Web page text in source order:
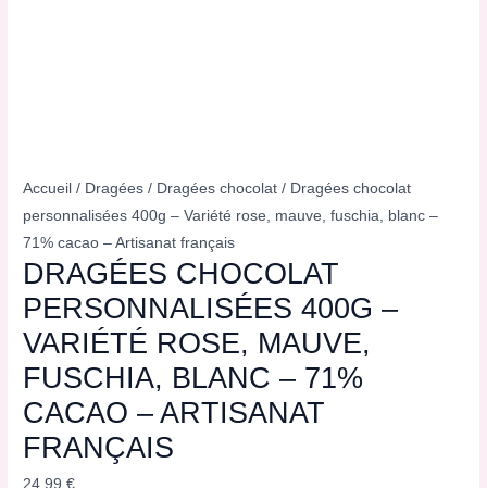
Accueil / Dragées / Dragées chocolat / Dragées chocolat
personnalisées 400g – Variété rose, mauve, fuschia, blanc –
71% cacao – Artisanat français
DRAGÉES CHOCOLAT
PERSONNALISÉES 400G –
VARIÉTÉ ROSE, MAUVE,
FUSCHIA, BLANC – 71%
CACAO – ARTISANAT
FRANÇAIS
24,99€